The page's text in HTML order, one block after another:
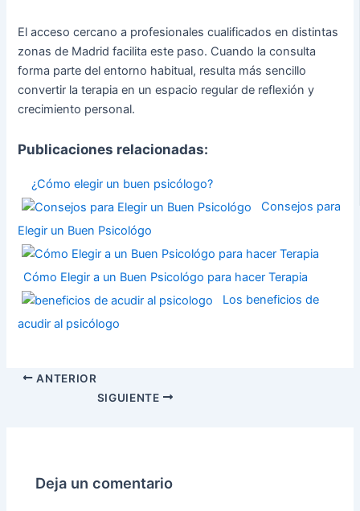
El acceso cercano a profesionales cualificados en distintas
zonas de Madrid facilita este paso. Cuando la consulta
forma parte del entorno habitual, resulta más sencillo
convertir la terapia en un espacio regular de reflexión y
crecimiento personal.
Publicaciones relacionadas:
¿Cómo elegir un buen psicólogo?
Consejos para
Elegir un Buen Psicológo
Cómo Elegir a un Buen Psicológo para hacer Terapia
Los beneficios de
acudir al psicólogo
ANTERIOR
SIGUIENTE
Deja un comentario